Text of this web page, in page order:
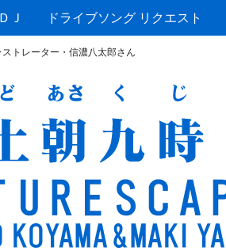
ＤＪ ドライブソング リクエスト
トレーター・信濃八太郎さん